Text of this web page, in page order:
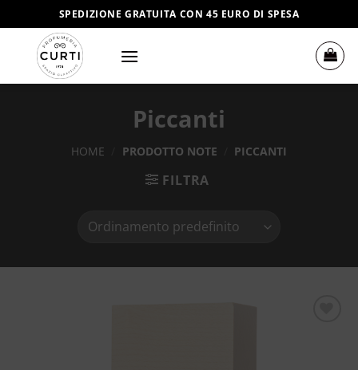
ai
contenuti
SPEDIZIONE GRATUITA CON 45 EURO DI SPESA
Piccanti
HOME PRODOTTO NOTE PICCANTI
FILTRA